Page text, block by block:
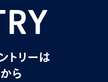
トリーは
ら